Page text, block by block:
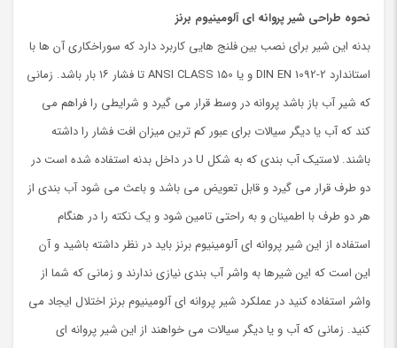
نحوه طراحی شیر پروانه ای آلومینیوم برنز
بدنه این شیر برای نصب بین فلنج هایی کاربرد دارد که سوراخکاری آن ها با
استاندارد DIN EN 1092-2 و یا ANSI CLASS 150 تا فشار ۱۶ بار باشد. زمانی
که شیر آب باز باشد پروانه در وسط قرار می گیرد و شرایطی را فراهم می
کند که آب یا دیگر سیالات برای عبور کم ترین میزان افت فشار را داشته
باشند. لاستیک آب بندی که به شکل U در داخل بدنه استفاده شده است در
دو طرف قرار می گیرد و قابل تعویض می باشد و باعث می شود آب بندی از
هر دو طرف با اطمینان و به راحتی تامین شود و یک نکته را در هنگام
استفاده از این شیر پروانه ای آلومینیوم برنز باید در نظر داشته باشید و آن
این است که این شیرها به واشر آب بندی نیازی ندارند و زمانی که شما از
واشر استفاده کنید در عملکرد شیر پروانه ای آلومینیوم برنز اختلال ایجاد می
کنید. زمانی که آب و یا دیگر سیالات می خواهند از این شیر پروانه ای